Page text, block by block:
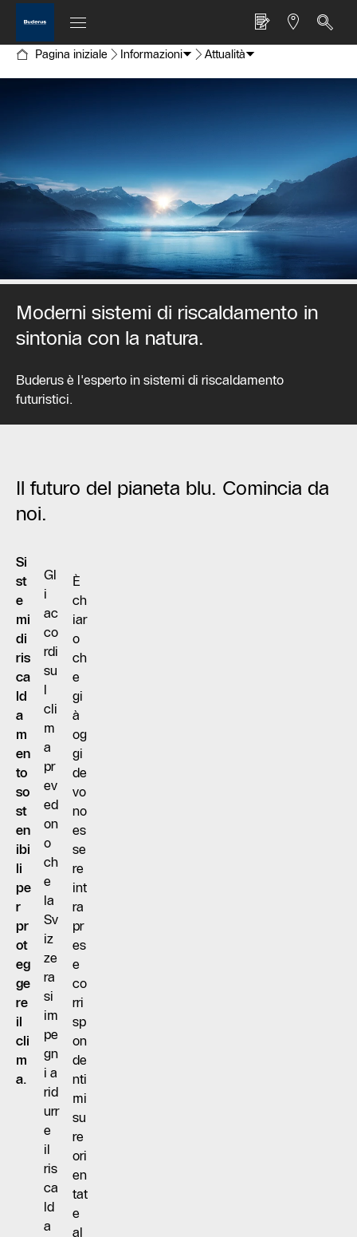
Pagina iniziale Informazioni Attualità
Moderni sistemi di riscaldamento in
sintonia con la natura.
Buderus è l'esperto in sistemi di riscaldamento
futuristici.
Il futuro del pianeta blu. Comincia da
noi.
Si
st
e
mi
di
ris
ca
ld
a
m
en
to
so
st
en
ibi
li
pe
r
pr
ot
eg
ge
re
il
cli
m
a.
Gl
i
ac
co
rdi
su
l
cli
m
a
pr
ev
ed
on
o
ch
e
la
Sv
iz
ze
ra
si
im
pe
gn
i a
rid
urr
e
il
ris
ca
ld
a
È
ch
iar
o
ch
e
gi
à
og
gi
de
vo
no
es
se
re
int
ra
pr
es
e
co
rri
sp
on
de
nti
mi
su
re
ori
en
tat
e
al